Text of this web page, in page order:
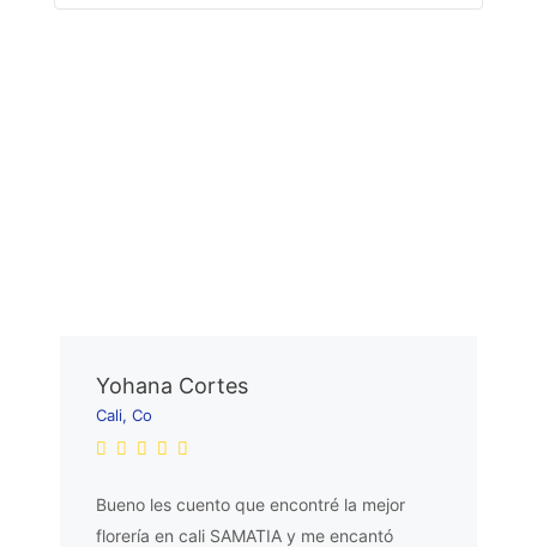
Yohana Cortes
Cali, Co
Bueno les cuento que encontré la mejor
florería en cali SAMATIA y me encantó